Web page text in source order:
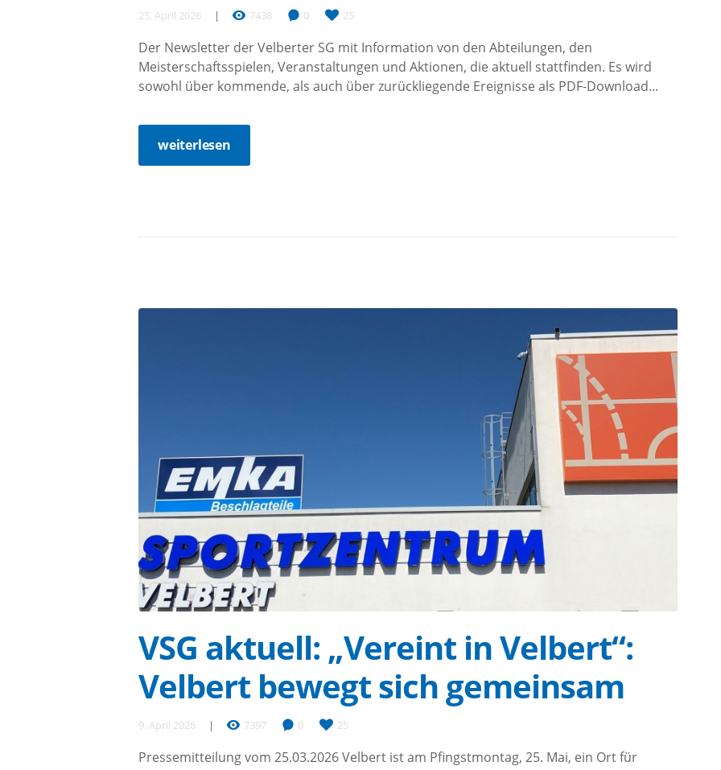
25. April 2026 7438 0 25
Der Newsletter der Velberter SG mit Information von den Abteilungen, den
Meisterschaftsspielen, Veranstaltungen und Aktionen, die aktuell stattfinden. Es wird
sowohl über kommende, als auch über zurückliegende Ereignisse als PDF-Download...
weiterlesen
VSG aktuell: „Vereint in Velbert“:
Velbert bewegt sich gemeinsam
9. April 2026 7397 0 25
Pressemitteilung vom 25.03.2026 Velbert ist am Pfingstmontag, 25. Mai, ein Ort für